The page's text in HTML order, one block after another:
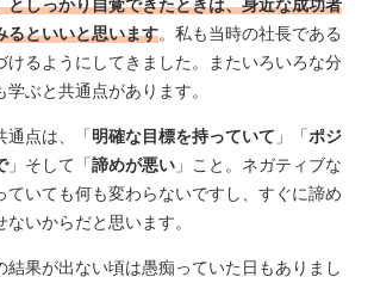
としっかり自覚できたときは、身近な成功者
るといいと思います。私も当時の社長である
けるようにしてきました。またいろいろな分
ぶと共通点があります。
通点は、「明確な目標を持っていて 」「ポジ
」そして「諦めが悪い 」こと。ネガティブな
ていても何も変わらないですし、すぐに諦め
いからだと思います。
結果が出ない頃は愚痴っていた日もありまし